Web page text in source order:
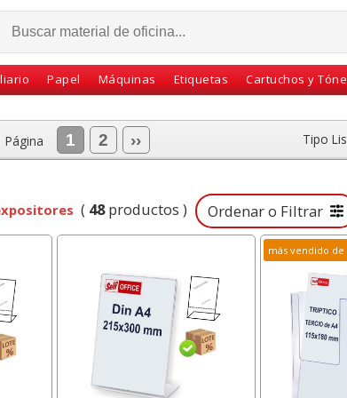
Papel Máquinas Etiquetas Cartuchos y
Página 1 2 ›› Tipo
( 48productos ) Ordenar o Filtrar
más vendido de
Botiquín médico pared,
metalico con llave y
estante interior
Compás Maped Stop
System con adaptador
y estuche